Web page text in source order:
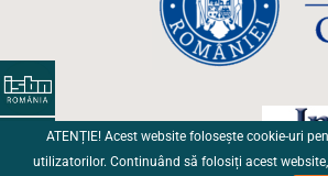
ATENȚIE! Acest website folosește cookie-uri
utilizatorilor. Continuând să folosiți acest